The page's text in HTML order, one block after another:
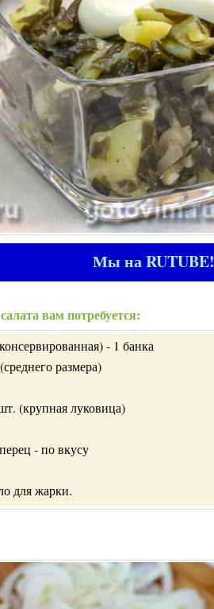
Мы на RUTUBE!
вам потребуется:
- 1 банка
размера)
(крупная луковица)
- по вкусу
для жарки.